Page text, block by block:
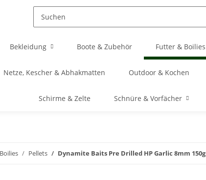
Bekleidung Boote & Zubehör Futter & Boilies
Netze, Kescher & Abhakmatten Outdoor & Kochen
Schirme & Zelte Schnüre & Vorfächer
Pellets Dynamite Baits Pre Drilled HP Garlic 8mm 150g